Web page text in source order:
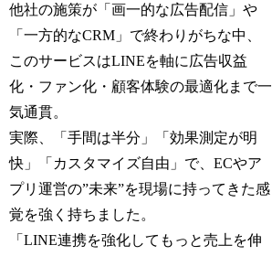
他社の施策が「画一的な広告配信」や
「一方的なCRM」で終わりがちな中、
このサービスはLINEを軸に広告収益
化・ファン化・顧客体験の最適化まで一
気通貫。
実際、「手間は半分」「効果測定が明
快」「カスタマイズ自由」で、ECやア
プリ運営の”未来”を現場に持ってきた感
覚を強く持ちました。
「LINE連携を強化してもっと売上を伸